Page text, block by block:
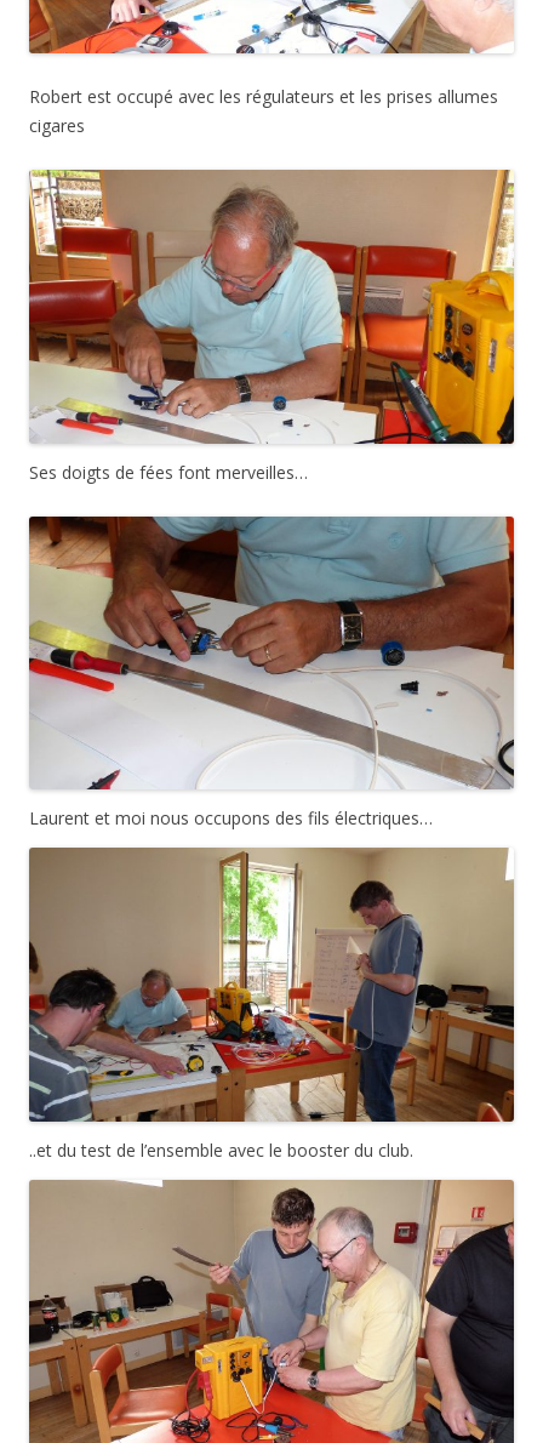
Robert est occupé avec les régulateurs et les prises allumes
cigares
Ses doigts de fées font merveilles…
Laurent et moi nous occupons des fils électriques…
..et du test de l’ensemble avec le booster du club.